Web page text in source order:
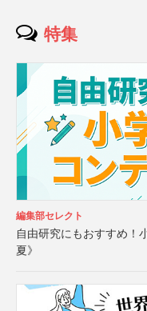
特集
編集部セレクト
自由研究にもおすすめ！
夏》